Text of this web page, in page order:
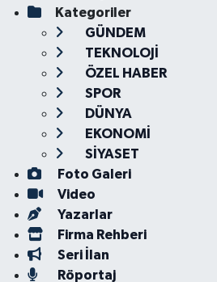
Kategoriler
GÜNDEM
TEKNOLOJİ
ÖZEL HABER
SPOR
DÜNYA
EKONOMİ
SİYASET
Foto Galeri
Video
Yazarlar
Firma Rehberi
Seri İlan
Röportaj